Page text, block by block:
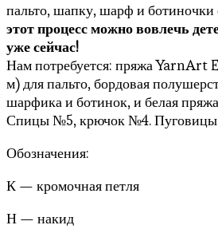
пальто, шапку, шарф и
этот процесс можно вовлечь
уже сейчас!
Нам потребуется: пряжа YarnArt
м) для пальто, бордовая
шарфика и ботинок, и белая
Спицы №5, крючок №4.
Обозначения:
К — кромочная петля
Н — накид